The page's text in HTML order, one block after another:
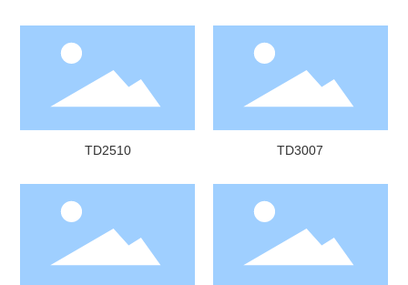
TD2510 TD3007